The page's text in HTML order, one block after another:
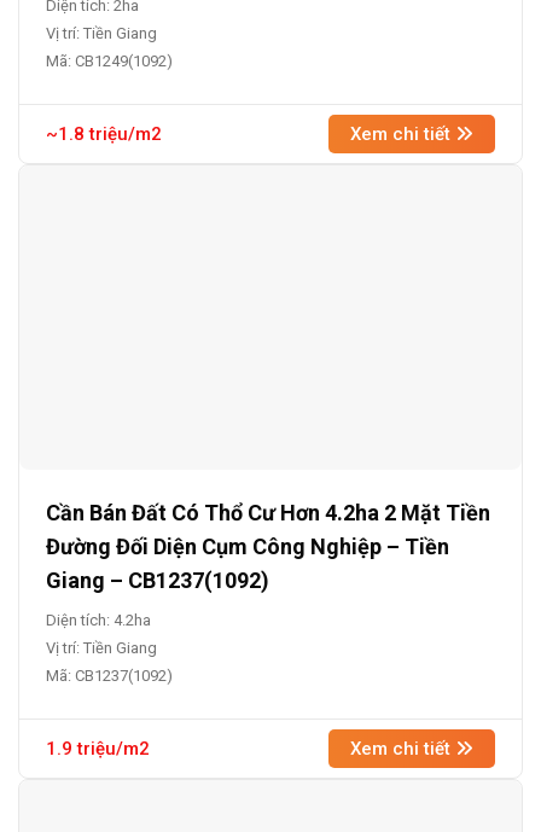
Diện tích: 2ha
Vị trí: Tiền Giang
Mã: CB1249(1092)
~1.8 triệu/m2 Xem chi tiết
Cần Bán Đất Có Thổ Cư Hơn 4.2ha 2 Mặt Tiền
Đường Đối Diện Cụm Công Nghiệp – Tiền
Giang – CB1237(1092)
Diện tích: 4.2ha
Vị trí: Tiền Giang
Mã: CB1237(1092)
1.9 triệu/m2 Xem chi tiết